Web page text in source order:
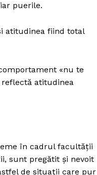
puerile.
atitudinea fiind total
«nu te
atitudinea
în cadrul facultăţii
sunt pregătit şi nevoit
de situaţii care pur